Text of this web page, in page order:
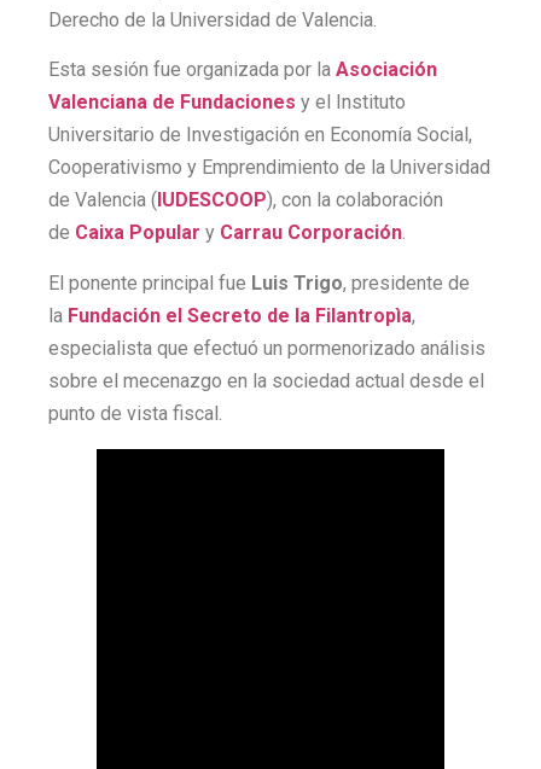
Derecho de la Universidad de Valencia.
Esta sesión fue organizada por la Asociación
Valenciana de Fundaciones y el Instituto
Universitario de Investigación en Economía Social,
Cooperativismo y Emprendimiento de la Universidad
de Valencia ( IUDESCOOP), con la colaboración
de Caixa Popular y Carrau Corporación.
El ponente principal fue Luis Trigo, presidente de
la Fundación el Secreto de la Filantropìa,
especialista que efectuó un pormenorizado análisis
sobre el mecenazgo en la sociedad actual desde el
punto de vista fiscal.